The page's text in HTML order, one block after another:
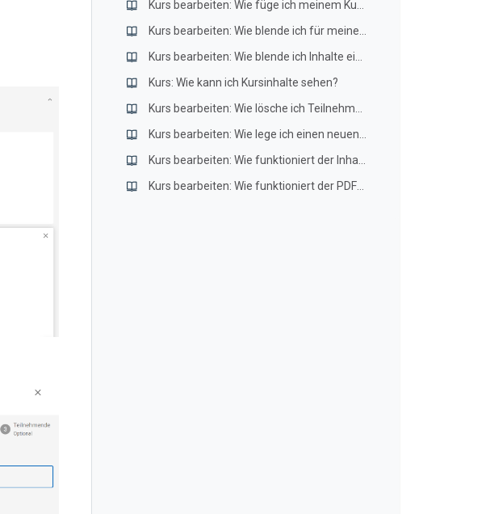
Kurs: Wie kann ich Kursinhalte sehen?